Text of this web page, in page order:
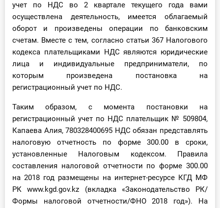
учет по НДС во 2 квартале текущего года вами
осуществлена деятельность, имеется облагаемый
оборот и произведены операции по банковским
счетам. Вместе с тем, согласно статьи 367 Налогового
кодекса плательщиками НДС являются юридические
лица и индивидуальные предприниматели, по
которым произведена постановка на
регистрационный учет по НДС.
Таким образом, с момента постановки на
регистрационный учет по НДС плательщик № 509804,
Капаева Алия, 780328400695 НДС обязан представлять
налоговую отчетность по форме 300.00 в сроки,
установленные Налоговым кодексом. Правила
составления налоговой отчетности по форме 300.00
на 2018 год размещены на интернет-ресурсе КГД МФ
РК www.kgd.gov.kz (вкладка «Законодательство РК/
Формы налоговой отчетности/ФНО 2018 год»). На